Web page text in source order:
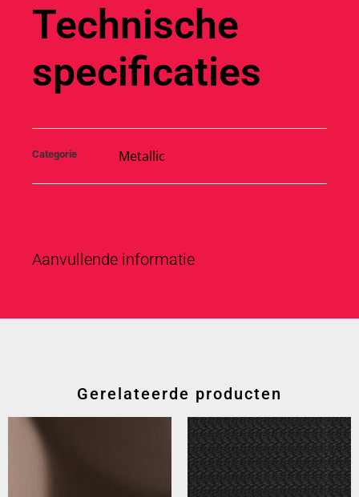
Technische
specificaties
Categorie Metallic
Aanvullende informatie
Gerelateerde producten